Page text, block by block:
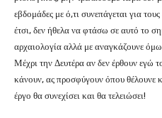
εβδομάδες με ό,τι συνεπάγεται για
έτσι, δεν ήθελα να φτάσω σε αυτό το
αρχαιολογία αλλά με αναγκάζουνε
Μέχρι την Δευτέρα αν δεν έρθουν εγώ
κάνουν, ας προσφύγουν όπου θέλουνε
έργο θα συνεχίσει και θα τελειώσει!